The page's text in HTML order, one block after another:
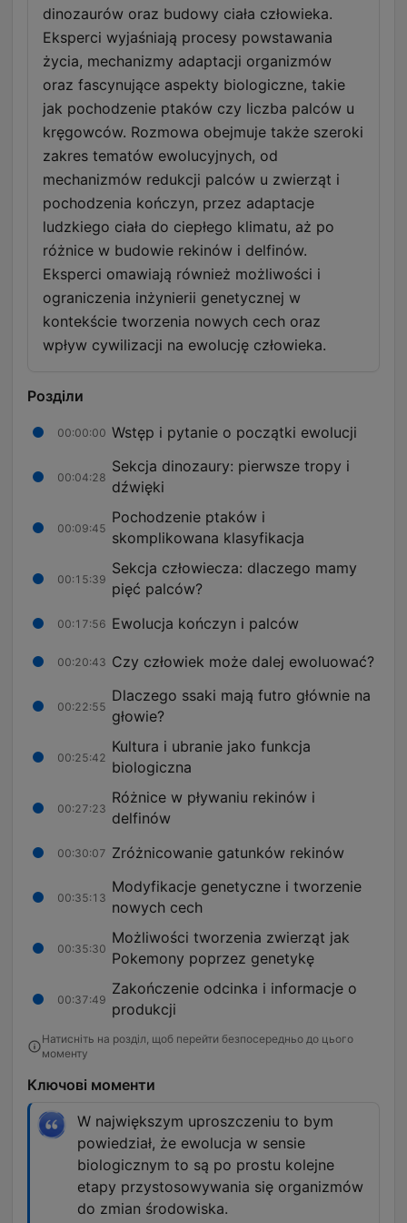
dinozaurów oraz budowy ciała człowieka.
Eksperci wyjaśniają procesy powstawania
życia, mechanizmy adaptacji organizmów
oraz fascynujące aspekty biologiczne, takie
jak pochodzenie ptaków czy liczba palców u
kręgowców. Rozmowa obejmuje także szeroki
zakres tematów ewolucyjnych, od
mechanizmów redukcji palców u zwierząt i
pochodzenia kończyn, przez adaptacje
ludzkiego ciała do ciepłego klimatu, aż po
różnice w budowie rekinów i delfinów.
Eksperci omawiają również możliwości i
ograniczenia inżynierii genetycznej w
kontekście tworzenia nowych cech oraz
wpływ cywilizacji na ewolucję człowieka.
Розділи
00:00:00 Wstęp i pytanie o początki ewolucji
00:04:28
Sekcja dinozaury: pierwsze tropy i
dźwięki
00:09:45
Pochodzenie ptaków i
skomplikowana klasyfikacja
00:15:39
Sekcja człowiecza: dlaczego mamy
pięć palców?
00:17:56 Ewolucja kończyn i palców
00:20:43 Czy człowiek może dalej ewoluować?
00:22:55
Dlaczego ssaki mają futro głównie na
głowie?
00:25:42
Kultura i ubranie jako funkcja
biologiczna
00:27:23
Różnice w pływaniu rekinów i
delfinów
00:30:07 Zróżnicowanie gatunków rekinów
00:35:13
Modyfikacje genetyczne i tworzenie
nowych cech
00:35:30
Możliwości tworzenia zwierząt jak
Pokemony poprzez genetykę
00:37:49
Zakończenie odcinka i informacje o
produkcji
Натисніть на розділ, щоб перейти безпосередньо до цього
моменту
Ключові моменти
W największym uproszczeniu to bym
powiedział, że ewolucja w sensie
biologicznym to są po prostu kolejne
etapy przystosowywania się organizmów
do zmian środowiska.